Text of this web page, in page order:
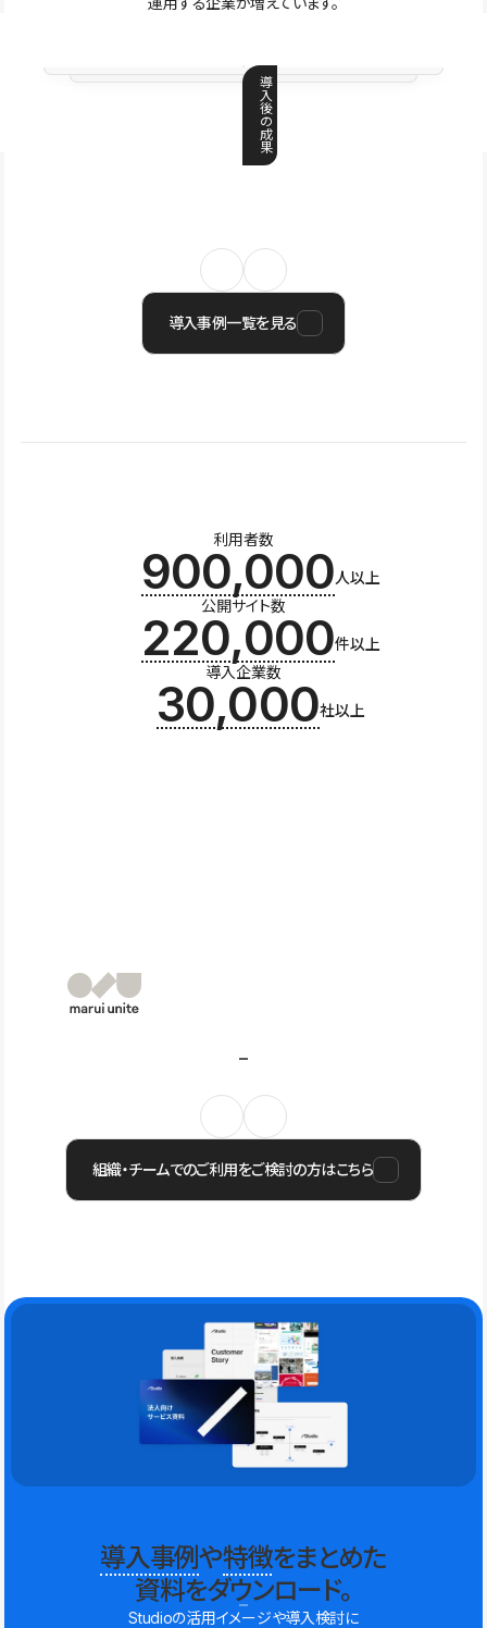
導
入
後
の
成
果
導入事例一覧を見る
利用者数
900,000人以上
公開サイト数
220,000件以上
導入企業数
30,000社以上
組織・チームでのご利用をご検討の方はこちら
導入事例や特徴をまとめた
資料をダウンロード。
Studioの活用イメージや導入検討に